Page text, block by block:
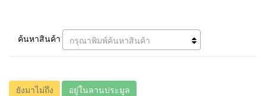
ค้นหาสินค้า กรุณาพิมพ์ค้นหาสินค้า
ยังมาไม่ถึง อยู่ในลานประมูล